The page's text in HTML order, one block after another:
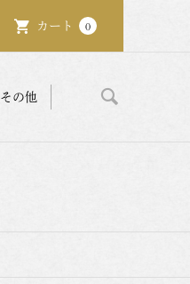
カート 0
その他